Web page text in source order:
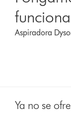
Aspiradora
Ya no se